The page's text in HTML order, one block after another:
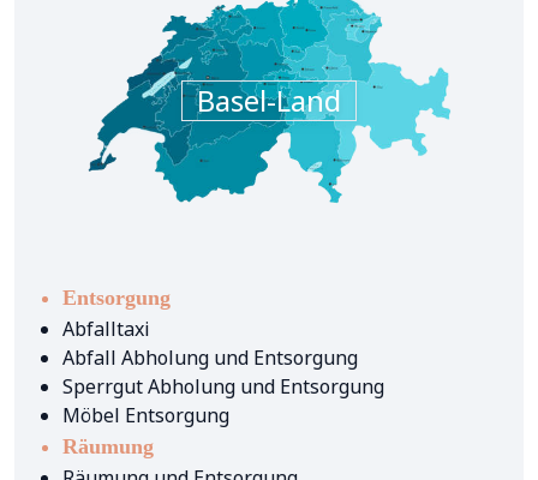
Basel-Land
Entsorgung
Abfalltaxi
Abfall Abholung und Entsorgung
Sperrgut Abholung und Entsorgung
Möbel Entsorgung
Räumung